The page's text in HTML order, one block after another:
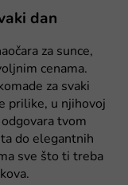
dan
za sunce,
cenama.
za svaki
prilike, u njihovoj
tvom
do elegantnih
sve što ti treba